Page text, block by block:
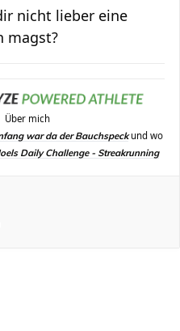
nicht lieber eine
magst?
Über mich
war da der Bauchspeckund wo
Daily Challenge - Streakrunning